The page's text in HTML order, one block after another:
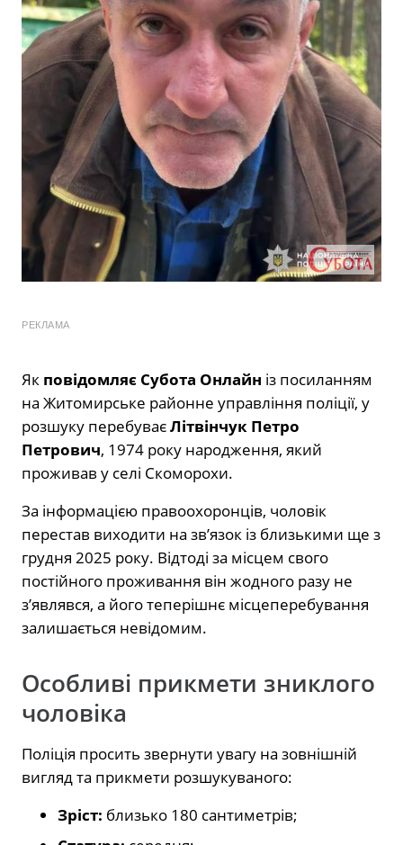
РЕКЛАМА
Як повідомляє Субота Онлайн із посиланням
на Житомирське районне управління поліції, у
розшуку перебуваєЛітвінчук Петро
Петрович, 1974 року народження, який
проживав у селі Скоморохи.
За інформацією правоохоронців, чоловік
перестав виходити на зв’язок із близькими ще з
грудня 2025 року. Відтоді за місцем свого
постійного проживання він жодного разу не
з’являвся, а його теперішнє місцеперебування
залишається невідомим.
Особливі прикмети зниклого
чоловіка
Поліція просить звернути увагу на зовнішній
вигляд та прикмети розшукуваного:
Зріст: близько 180 сантиметрів;